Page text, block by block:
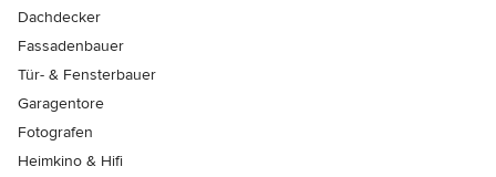
Dachdecker
Fassadenbauer
Tür- & Fensterbauer
Garagentore
Fotografen
Heimkino & Hifi